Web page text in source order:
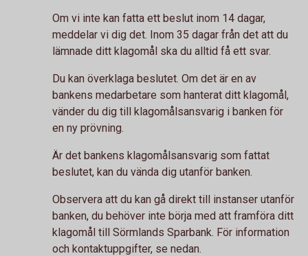
Om vi inte kan fatta ett beslut inom 14 dagar,
meddelar vi dig det. Inom 35 dagar från det att du
lämnade ditt klagomål ska du alltid få ett svar.
Du kan överklaga beslutet. Om det är en av
bankens medarbetare som hanterat ditt klagomål,
vänder du dig till klagomålsansvarig i banken för
en ny prövning.
Är det bankens klagomålsansvarig som fattat
beslutet, kan du vända dig utanför banken.
Observera att du kan gå direkt till instanser utanför
banken, du behöver inte börja med att framföra ditt
klagomål till Sörmlands Sparbank. För information
och kontaktuppgifter, se nedan.